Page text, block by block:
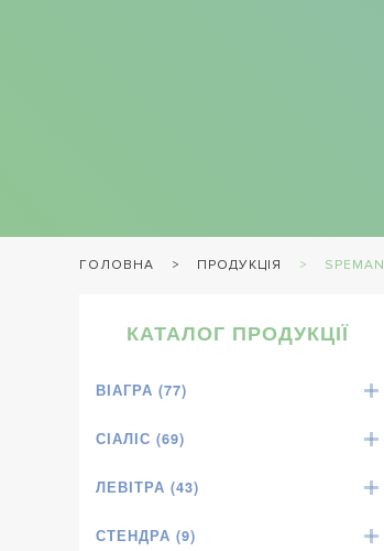
ГОЛОВНА ПРОДУКЦІЯ SPEMAN
КАТАЛОГ ПРОДУКЦІЇ
ВІАГРА (77)
СІАЛІС (69)
ЛЕВІТРА (43)
СТЕНДРА (9)